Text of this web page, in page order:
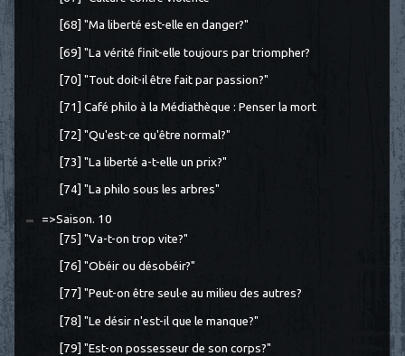
[68] "Ma liberté est-elle en danger?"
[69] "La vérité finit-elle toujours par triompher?
[70] "Tout doit-il être fait par passion?"
[71] Café philo à la Médiathèque : Penser la mort
[72] "Qu'est-ce qu'être normal?"
[73] "La liberté a-t-elle un prix?"
[74] "La philo sous les arbres"
=>Saison. 10
[75] "Va-t-on trop vite?"
[76] "Obéir ou désobéir?"
[77] "Peut-on être seul·e au milieu des autres?
[78] "Le désir n'est-il que le manque?"
[79] "Est-on possesseur de son corps?"